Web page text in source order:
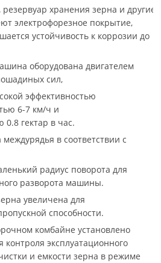
хранения зерна и другие
электрофорезное покрытие,
устойчивость к коррозии до
оборудована двигателем
сил,
эффективностью
6-7 км/ч и
0.8 гектар в час.
в соответствии с
радиус поворота для
разворота машины.
увеличена для
способности.
комбайне установлено
эксплуатационного
и емкости зерна в режиме